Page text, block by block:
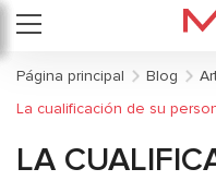
Página principal Blog
La cualificación de su
LA